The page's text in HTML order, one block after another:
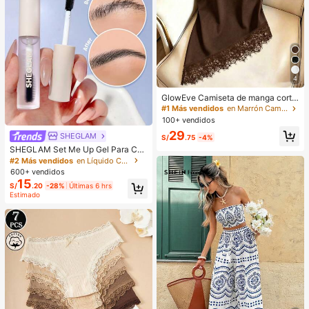
SHEGLAM
SHEGLAM Set Me Up Gel Para Cej
as Marca De Belleza CosméTica M
aquillaje Para Mujeres Y NiñAs
#2 Más vendidos
en Líquido Cejas
600+ vendidos
S/15.20 -28% Últimas 6 hrs
Estimado
4
GlowEve Camiseta de manga corta
de cuello redondo de unicolor casu
al versátil para uso diario para muje
r
#1 Más vendidos
en Marrón Camisetas básicas informales
100+ vendidos
S/29.75 -4%